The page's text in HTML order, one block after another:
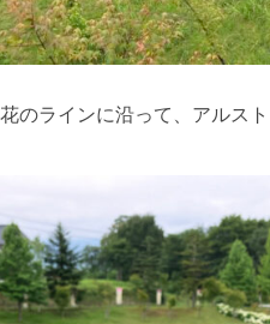
のラインに沿って、アルス